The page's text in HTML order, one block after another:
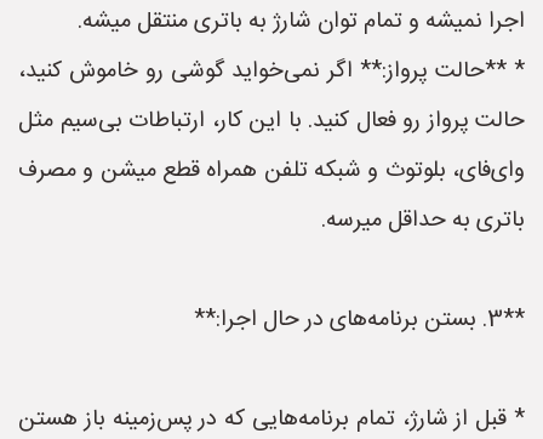
اجرا نمیشه و تمام توان شارژ به باتری منتقل میشه.
* **حالت پرواز:** اگر نمی‌خواید گوشی رو خاموش کنید،
حالت پرواز رو فعال کنید. با این کار، ارتباطات بی‌سیم مثل
وای‌فای، بلوتوث و شبکه تلفن همراه قطع میشن و مصرف
باتری به حداقل میرسه.
**3. بستن برنامه‌های در حال اجرا:**
* قبل از شارژ، تمام برنامه‌هایی که در پس‌زمینه باز هستن